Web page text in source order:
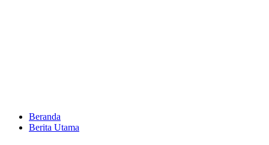
Beranda
Berita Utama